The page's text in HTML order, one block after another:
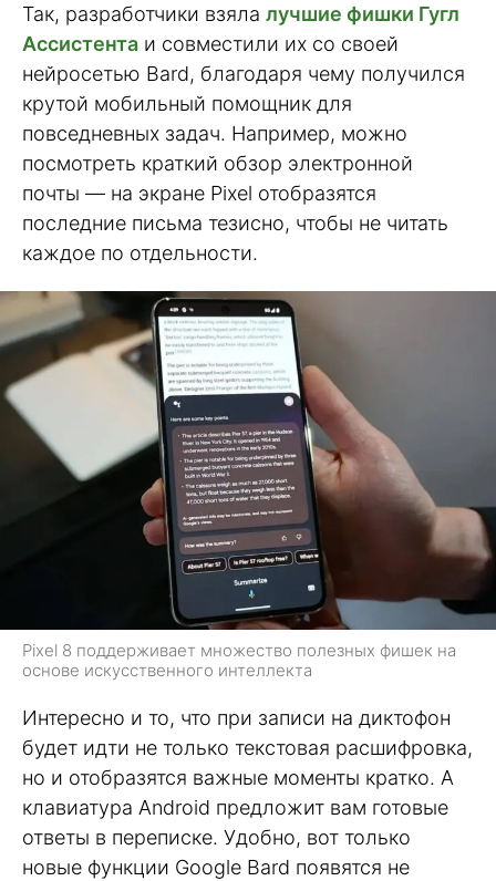
Так, разработчики взяла лучшие фишки Гугл
Ассистента и совместили их со своей
нейросетью Bard, благодаря чему получился
крутой мобильный помощник для
повседневных задач. Например, можно
посмотреть краткий обзор электронной
почты — на экране Pixel отобразятся
последние письма тезисно, чтобы не читать
каждое по отдельности.
Pixel 8 поддерживает множество полезных фишек на
основе искусственного интеллекта
Интересно и то, что при записи на диктофон
будет идти не только текстовая расшифровка,
но и отобразятся важные моменты кратко. А
клавиатура Android предложит вам готовые
ответы в переписке. Удобно, вот только
новые функции Google Bard появятся не